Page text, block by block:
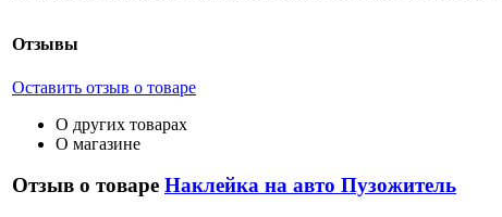
Отзывы
Оставить отзыв о товаре
О других товарах
О магазине
Отзыв о товаре Наклейка на авто Пузожитель